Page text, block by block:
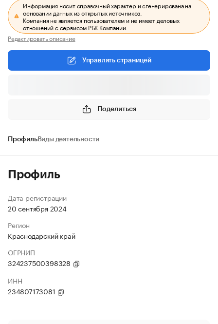
Информация носит справочный характер и сгенерирована на
основании данных из открытых источников.
Компания не является пользователем и не имеет деловых
отношений с сервисом РБК Компании.
Редактировать описание
Управлять страницей
Поделиться
ПрофильВиды деятельности
Профиль
Дата регистрации
20 сентября 2024
Регион
Краснодарский край
ОГРНИП
324237500398328
ИНН
234807173081